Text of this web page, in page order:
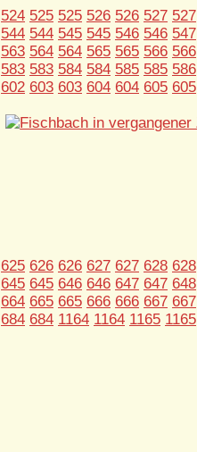
524 525 525 526 526 527 527
544 544 545 545 546 546 547
563 564 564 565 565 566 566
583 583 584 584 585 585 586
602 603 603 604 604 605 605
625 626 626 627 627 628 628
645 645 646 646 647 647 648
664 665 665 666 666 667 667
684 684 1164 1164 1165 1165